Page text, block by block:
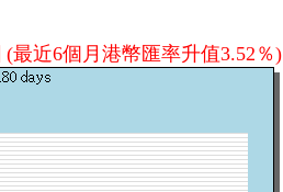
(最近6個月港幣匯率升值3.52％)